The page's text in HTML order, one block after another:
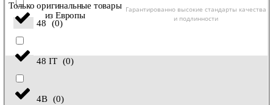
48 (0)
48 IT (0)
4B (0)
Только оригинальные товары
из Европы
Гарантированно высокие стандарты качества
и подлинности